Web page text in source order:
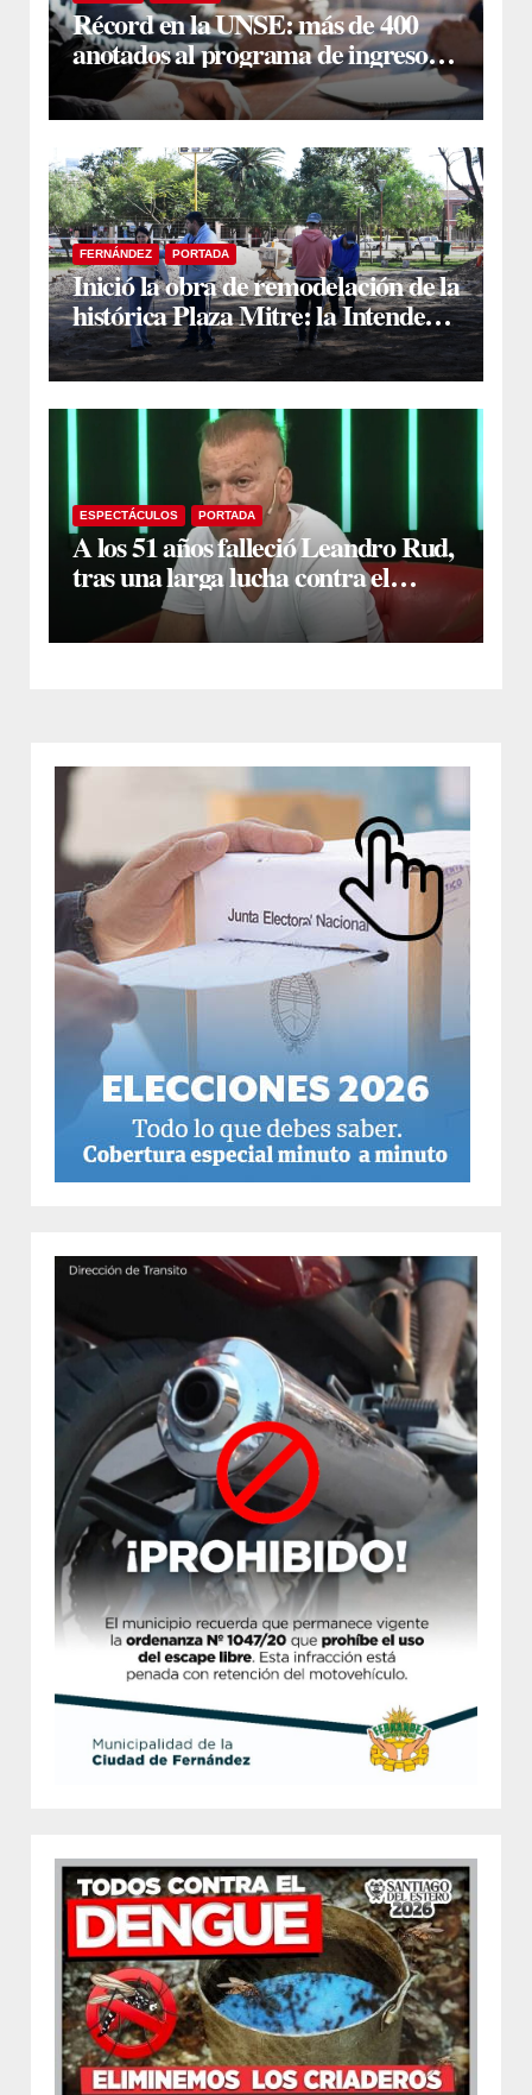
Récord en la UNSE: más de 400
anotados al programa de ingreso
sin secundario
FERNÁNDEZ PORTADA
Inició la obra de remodelación de la
histórica Plaza Mitre: la Intendente
Yanina Iturre supervisó los
primeros trabajos
ESPECTÁCULOS PORTADA
A los 51 años falleció Leandro Rud,
tras una larga lucha contra el